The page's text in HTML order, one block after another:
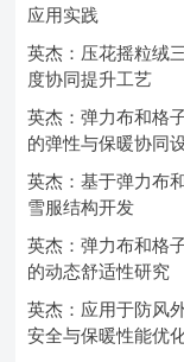
应用实践
英杰：压花摇粒绒
度协同提升工艺
英杰：弹力布和格
的弹性与保暖协同
英杰：基于弹力布
雪服结构开发
英杰：弹力布和格
的动态舒适性研究
英杰：应用于防风
安全与保暖性能优